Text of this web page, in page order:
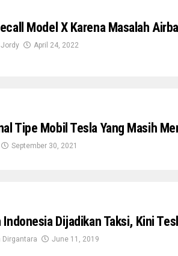
Model X Karena Masalah
April 24, 2022
Tipe Mobil Tesla Yang Masih
September 30, 2021
Indonesia Dijadikan Taksi, Kini
Dirgantara June 11, 2019